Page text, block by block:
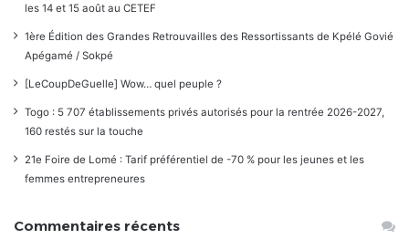
les 14 et 15 août au CETEF
1ère Édition des Grandes Retrouvailles des Ressortissants de Kpélé Govié
Apégamé / Sokpé
[LeCoupDeGuelle] Wow… quel peuple ?
Togo : 5 707 établissements privés autorisés pour la rentrée 2026-2027,
160 restés sur la touche
21e Foire de Lomé : Tarif préférentiel de -70 % pour les jeunes et les
femmes entrepreneures
Commentaires récents